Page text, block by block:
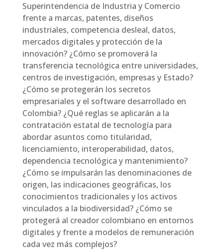
Superintendencia de Industria y Comercio
frente a marcas, patentes, diseños
industriales, competencia desleal, datos,
mercados digitales y protección de la
innovación? ¿Cómo se promoverá la
transferencia tecnológica entre universidades,
centros de investigación, empresas y Estado?
¿Cómo se protegerán los secretos
empresariales y el software desarrollado en
Colombia? ¿Qué reglas se aplicarán a la
contratación estatal de tecnología para
abordar asuntos como titularidad,
licenciamiento, interoperabilidad, datos,
dependencia tecnológica y mantenimiento?
¿Cómo se impulsarán las denominaciones de
origen, las indicaciones geográficas, los
conocimientos tradicionales y los activos
vinculados a la biodiversidad? ¿Cómo se
protegerá al creador colombiano en entornos
digitales y frente a modelos de remuneración
cada vez más complejos?